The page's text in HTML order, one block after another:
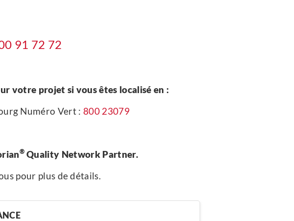
91 72 72
votre projet si vous êtes localisé en :
Numéro Vert : 800 23079
®Quality Network Partner.
pour plus de détails.